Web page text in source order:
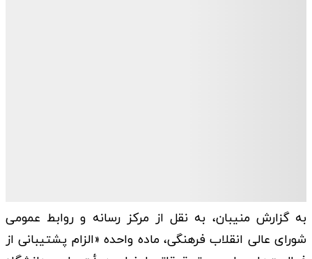
به گزارش منیبان، به نقل از مرکز رسانه و روابط عمومی
شورای عالی انقلاب فرهنگی، ماده واحده «الزام پشتیبانی از